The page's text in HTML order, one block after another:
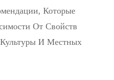
Которые
От Свойств
И Местных